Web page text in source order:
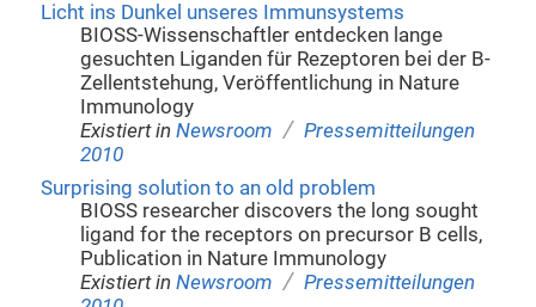
Licht ins Dunkel unseres Immunsystems
BIOSS-Wissenschaftler entdecken lange
gesuchten Liganden für Rezeptoren bei der B-
Zellentstehung, Veröffentlichung in Nature
Immunology
Existiert in Newsroom / Pressemitteilungen
2010
Surprising solution to an old problem
BIOSS researcher discovers the long sought
ligand for the receptors on precursor B cells,
Publication in Nature Immunology
Existiert in Newsroom / Pressemitteilungen